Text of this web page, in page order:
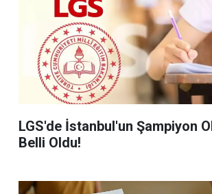
LGS'de İstanbul'un Şampiyon
Belli Oldu!